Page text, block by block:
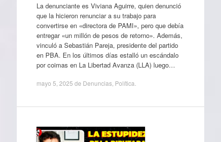
La denunciante es Viviana Aguirre, quien denunció
que la hicieron renunciar a su trabajo para
convertirse en «directora de PAMI», pero que debía
entregar «un millón de pesos de retorno». Además,
vinculó a Sebastián Pareja, presidente del partido
en PBA. En los últimos días estalló un escándalo
por coimas en La Libertad Avanza (LLA) luego…
mayo 5, 2025 de Denuncias, Política